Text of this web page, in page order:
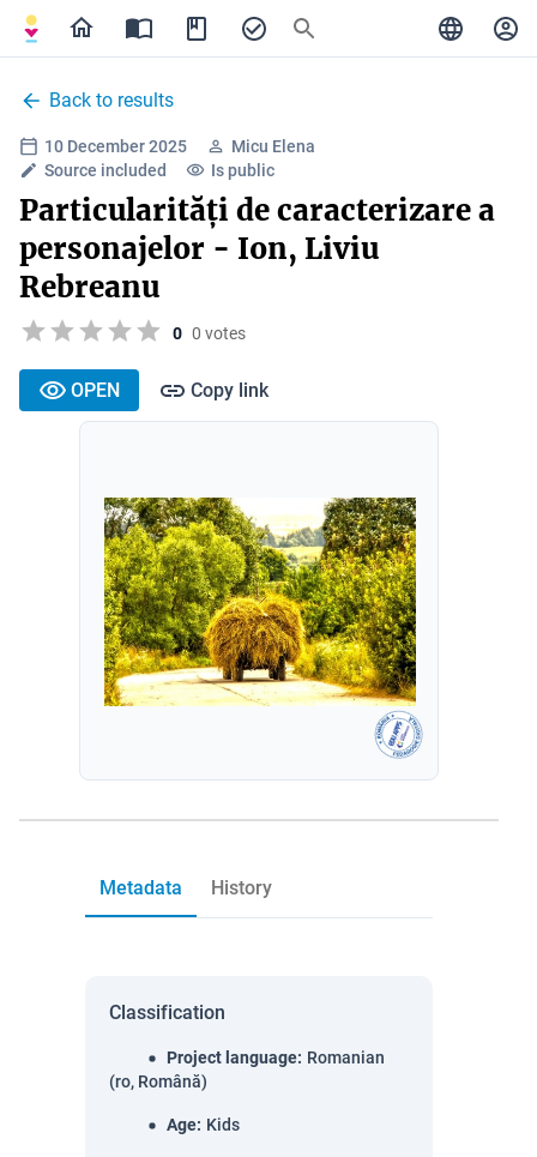
Back to results
10 December 2025
Micu Elena
Source included
Is public
Particularități de caracterizare a
personajelor - Ion, Liviu
Rebreanu
0 0 votes
OPEN Copy link
Metadata History
Classification
Project language: Romanian
(ro, Română)
Age: Kids